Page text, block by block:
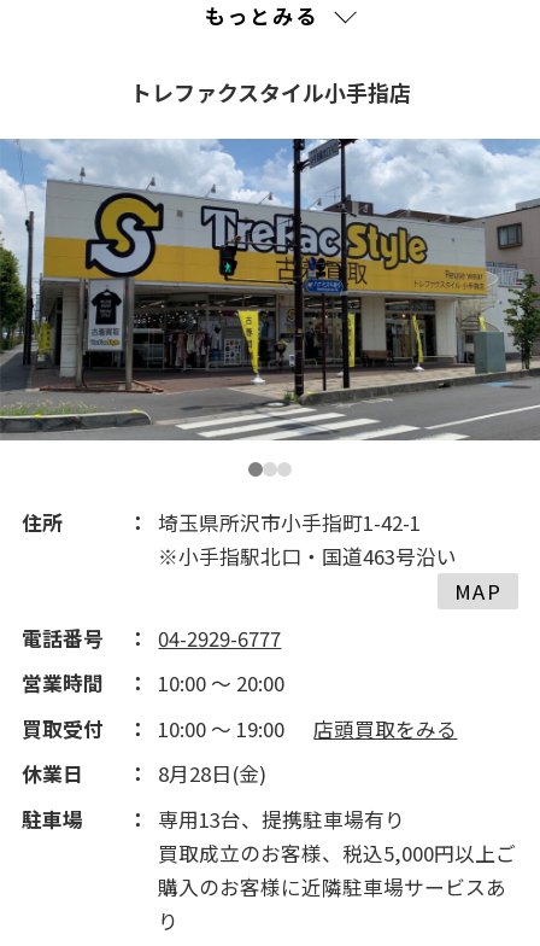
2021(199)
2020(264)
2019(62)
2018(108)
2017(268)
2016(454)
もっとみる
トレファクスタイル小手指店
住所
埼玉県所沢市小手指町1-42-1
※小手指駅北口・国道463号沿い
MAP
電話番号
04-2929-6777
営業時間
10:00 ～ 20:00
買取受付
10:00 ～ 19:00
店頭買取をみる
休業日
8月28日(金)
駐車場
専用13台、提携駐車場有り
買取成立のお客様、税込5,000円以上ご
購入のお客様に近隣駐車場サービスあ
り